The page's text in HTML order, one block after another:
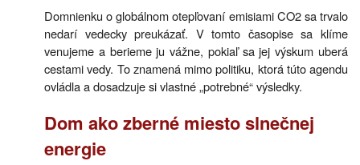
Domnienku o globálnom otepľovaní emisiami CO2 sa trvalo
nedarí vedecky preukázať. V tomto časopise sa klíme
venujeme a berieme ju vážne, pokiaľ sa jej výskum uberá
cestami vedy. To znamená mimo politiku, ktorá túto agendu
ovládla a dosadzuje si vlastné „potrebné“ výsledky.
Dom ako zberné miesto slnečnej
energie